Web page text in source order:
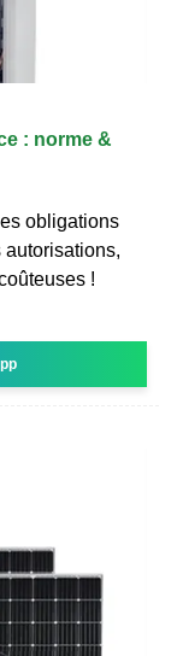
: norme &
obligations
autorisations,
!